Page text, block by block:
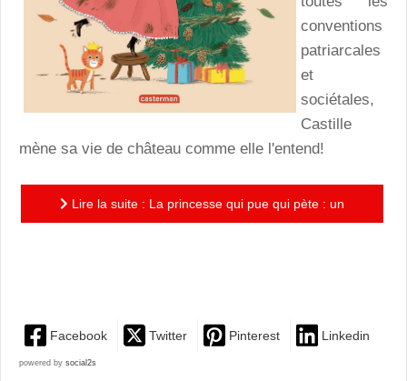
conventions
patriarcales
et
sociétales,
Castille
mène sa vie de château comme elle l'entend!
Lire la suite : La princesse qui pue qui pète : un
Facebook Twitter Pinterest Linkedin
powered by social2s